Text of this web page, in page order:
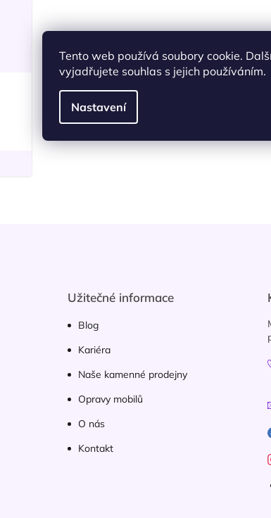
Tento web používá soubory cookie.
vyjadřujete souhlas s jejich používáním.
Nastavení
Užitečné informace
Blog
Kariéra
Naše kamenné prodejny
Opravy mobilů
O nás
Kontakt